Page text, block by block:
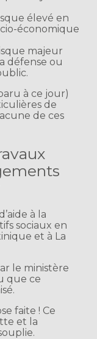
élevé en
économique
majeur
défense ou
à ce jour)
de
de ces
à la
sociaux en
et à La
le ministère
que ce
faite ! Ce
et la